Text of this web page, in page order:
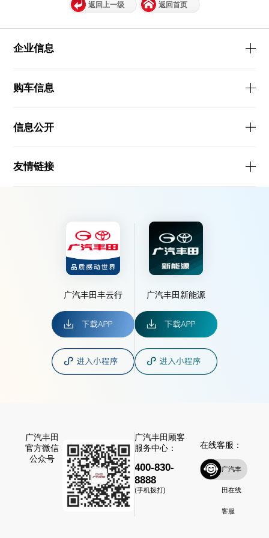
返回上一级 返回首页
企业信息
购车信息
信息公开
友情链接
广汽丰田丰云行 广汽丰田新能源
广汽丰田
官方微信
公众号
广汽丰田顾客
服务中心：
400-830-
8888
(手机拨打)
在线客服：
广汽丰
田在线
客服